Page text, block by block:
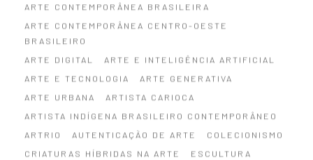
ARTE CONTEMPORÂNEA BRASILEIRA
ARTE CONTEMPORÂNEA CENTRO-OESTE
BRASILEIRO
ARTE DIGITAL
ARTE E INTELIGÊNCIA ARTIFICIAL
ARTE E TECNOLOGIA
ARTE GENERATIVA
ARTE URBANA
ARTISTA CARIOCA
ARTISTA INDÍGENA BRASILEIRO CONTEMPORÂNEO
ARTRIO
AUTENTICAÇÃO DE ARTE
COLECIONISMO
CRIATURAS HÍBRIDAS NA ARTE
ESCULTURA